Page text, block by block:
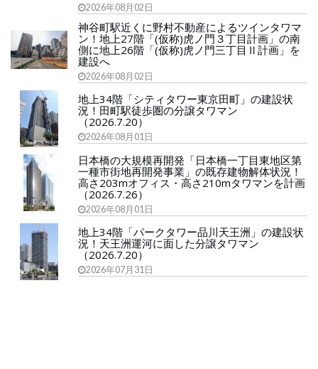
2026年08月02日
神谷町駅近くに野村不動産によるツインタワマ
ン！地上27階「(仮称)虎ノ門３丁目計画」の南
側に地上26階「(仮称)虎ノ門三丁目Ⅱ計画」を
建設へ
2026年08月02日
地上34階「シティタワー東京田町」の建設状
況！田町駅徒歩圏の分譲タワマン
（2026.7.20）
2026年08月01日
日本橋の大規模再開発「日本橋一丁目東地区第
一種市街地再開発事業」の既存建物解体状況！
高さ203mオフィス・高さ210mタワマンを計画
（2026.7.26）
2026年08月01日
地上34階「パークタワー品川天王洲」の建設状
況！天王洲運河に面した分譲タワマン
（2026.7.20）
2026年07月31日